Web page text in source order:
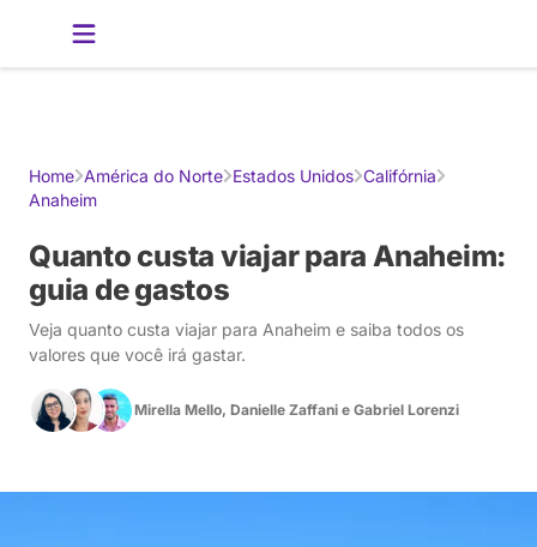
Gerador de Roteiros
Home América do Norte Estados Unidos Califórnia
Anaheim
Quanto custa viajar para Anaheim:
guia de gastos
Veja quanto custa viajar para Anaheim e saiba todos os
valores que você irá gastar.
Mirella Mello, Danielle Zaffani e Gabriel Lorenzi